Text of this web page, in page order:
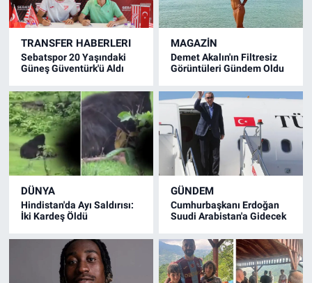
TRANSFER HABERLERI
Sebatspor 20 Yaşındaki
Güneş Güventürk'ü Aldı
MAGAZİN
Demet Akalın'ın Filtresiz
Görüntüleri Gündem Oldu
DÜNYA
Hindistan'da Ayı Saldırısı:
İki Kardeş Öldü
GÜNDEM
Cumhurbaşkanı Erdoğan
Suudi Arabistan'a Gidecek